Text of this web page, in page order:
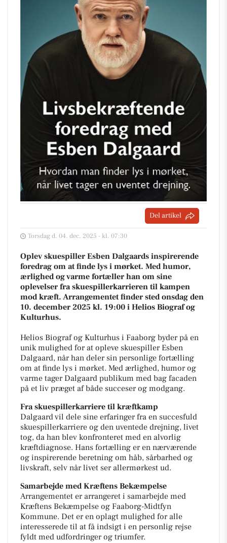
Del artikel
Torsdag d. 04. dec. 2025 - kl. 07:30
Oplev skuespiller Esben Dalgaards inspirerende
foredrag om at finde lys i mørket. Med humor,
ærlighed og varme fortæller han om sine
oplevelser fra skuespillerkarrieren til kampen
mod kræft. Arrangementet finder sted onsdag den
10. december 2025 kl. 19:00 i Helios Biograf og
Kulturhus.
Helios Biograf og Kulturhus i Faaborg byder på en
unik mulighed for at opleve skuespiller Esben
Dalgaard, når han deler sin personlige fortælling
om at finde lys i mørket. Med ærlighed, humor og
varme tager Dalgaard publikum med bag facaden
på et liv præget af både succeser og modgang.
Fra skuespillerkarriere til kræftkamp
Dalgaard vil dele sine erfaringer fra en succesfuld
skuespillerkarriere og den uventede drejning, livet
tog, da han blev konfronteret med en alvorlig
kræftdiagnose. Hans fortælling er en nærværende
og inspirerende beretning om håb, sårbarhed og
livskraft, selv når livet ser allermørkest ud.
Samarbejde med Kræftens Bekæmpelse
Arrangementet er arrangeret i samarbejde med
Kræftens Bekæmpelse og Faaborg-Midtfyn
Kommune. Det er en oplagt mulighed for alle
interesserede til at få indsigt i en personlig rejse
fyldt med udfordringer og triumfer.